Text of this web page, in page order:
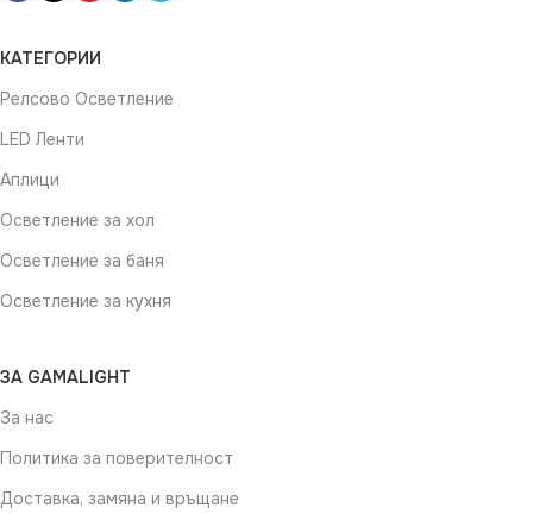
КАТЕГОРИИ
Релсово Осветление
LED Ленти
Аплици
Осветление за хол
Осветление за баня
Осветление за кухня
ЗА GAMALIGHT
За нас
Политика за поверителност
Доставка, замяна и връщане